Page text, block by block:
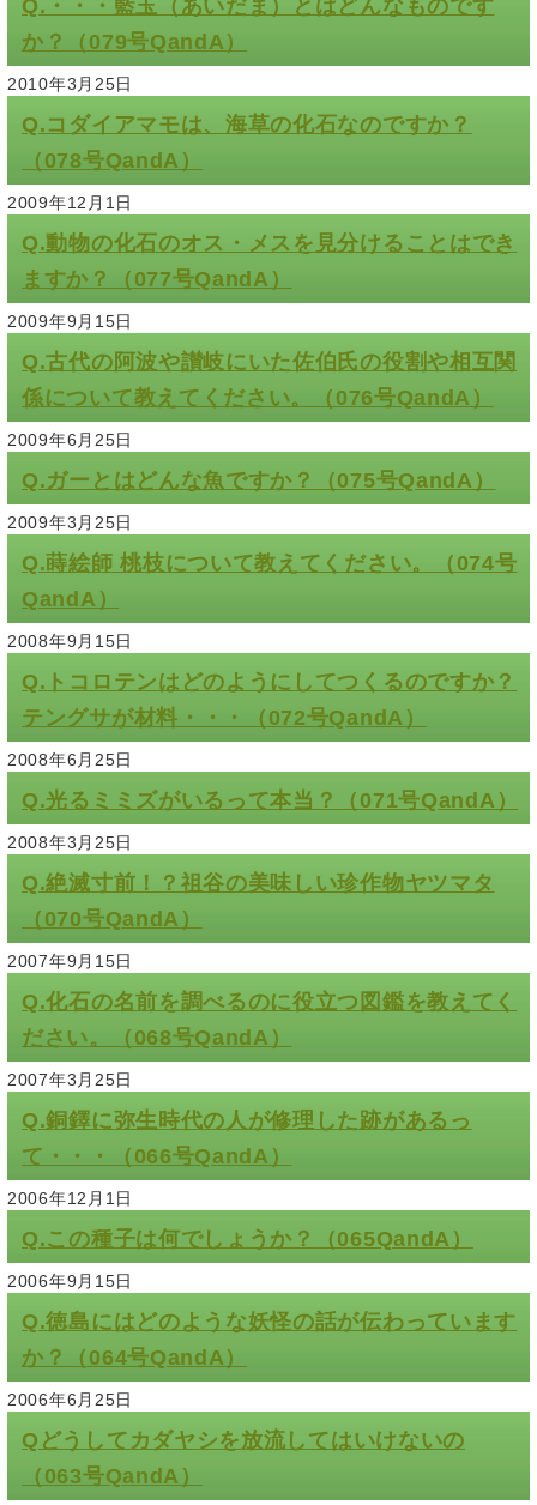
Q.・・・藍玉（あいだま）とはどんなものです
か？（079号QandA）
2010年3月25日
Q.コダイアマモは、海草の化石なのですか？
（078号QandA）
2009年12月1日
Q.動物の化石のオス・メスを見分けることはでき
ますか？（077号QandA）
2009年9月15日
Q.古代の阿波や讃岐にいた佐伯氏の役割や相互関
係について教えてください。（076号QandA）
2009年6月25日
Q.ガーとはどんな魚ですか？（075号QandA）
2009年3月25日
Q.蒔絵師 桃枝について教えてください。（074号
QandA）
2008年9月15日
Q.トコロテンはどのようにしてつくるのですか？
テングサが材料・・・（072号QandA）
2008年6月25日
Q.光るミミズがいるって本当？（071号QandA）
2008年3月25日
Q.絶滅寸前！？祖谷の美味しい珍作物ヤツマタ
（070号QandA）
2007年9月15日
Q.化石の名前を調べるのに役立つ図鑑を教えてく
ださい。（068号QandA）
2007年3月25日
Q.銅鐸に弥生時代の人が修理した跡があるっ
て・・・（066号QandA）
2006年12月1日
Q.この種子は何でしょうか？（065QandA）
2006年9月15日
Q.徳島にはどのような妖怪の話が伝わっています
か？（064号QandA）
2006年6月25日
Qどうしてカダヤシを放流してはいけないの
（063号QandA）